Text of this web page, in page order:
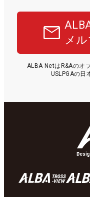
メ
ALBA NetはR&Aのオ
USLPGAの日